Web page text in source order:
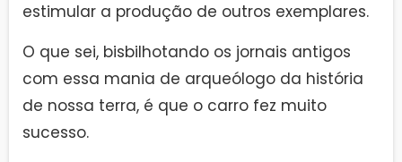
estimular a produção de outros exemplares.
O que sei, bisbilhotando os jornais antigos
com essa mania de arqueólogo da história
de nossa terra, é que o carro fez muito
sucesso.